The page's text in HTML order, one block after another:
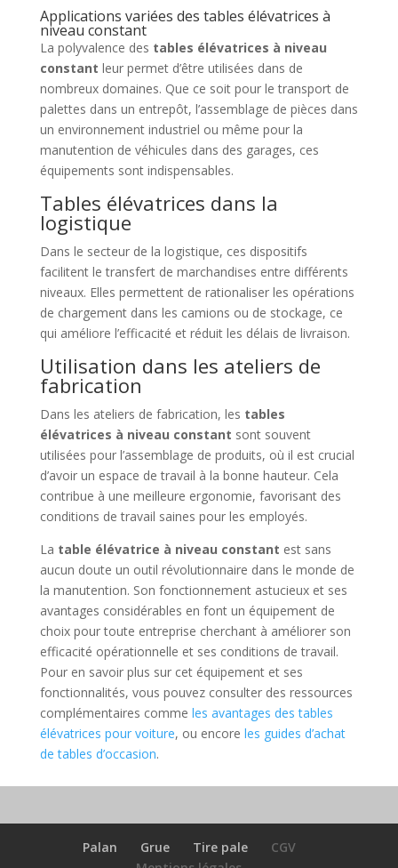
Applications variées des tables élévatrices à
niveau constant
La polyvalence des tables élévatrices à niveau
constant leur permet d’être utilisées dans de
nombreux domaines. Que ce soit pour le transport de
palettes dans un entrepôt, l’assemblage de pièces dans
un environnement industriel ou même pour la
manutention de véhicules dans des garages, ces
équipements sont indispensables.
Tables élévatrices dans la
logistique
Dans le secteur de la logistique, ces dispositifs
facilitent le transfert de marchandises entre différents
niveaux. Elles permettent de rationaliser les opérations
de chargement dans les camions ou de stockage, ce
qui améliore l’efficacité et réduit les délais de livraison.
Utilisation dans les ateliers de
fabrication
Dans les ateliers de fabrication, les tables
élévatrices à niveau constant sont souvent
utilisées pour l’assemblage de produits, où il est crucial
d’avoir un espace de travail à la bonne hauteur. Cela
contribue à une meilleure ergonomie, favorisant des
conditions de travail saines pour les employés.
La table élévatrice à niveau constant est sans
aucun doute un outil révolutionnaire dans le monde de
la manutention. Son fonctionnement astucieux et ses
avantages considérables en font un équipement de
choix pour toute entreprise cherchant à améliorer son
efficacité opérationnelle et ses conditions de travail.
Pour en savoir plus sur cet équipement et ses
fonctionnalités, vous pouvez consulter des ressources
complémentaires comme les avantages des tables
élévatrices pour voiture, ou encore les guides d’achat
de tables d’occasion.
Palan Grue Tire pale
CGV